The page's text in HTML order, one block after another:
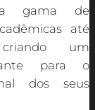
gama de
até
criando um
para o
dos seus